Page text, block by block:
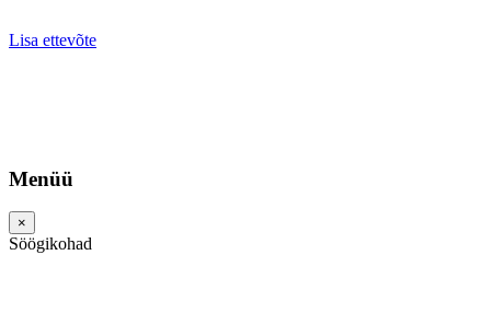
Lisa ettevõte
Menüü
×
Söögikohad